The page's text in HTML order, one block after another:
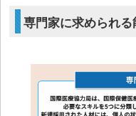
専門家に求められ